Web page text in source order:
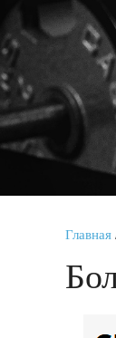
Главная